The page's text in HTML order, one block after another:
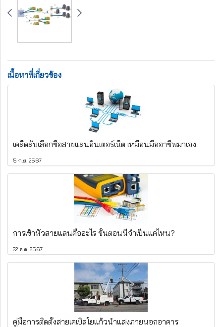
เนื้อหาที่เกี่ยวข้อง
เคล็ดลับเลือกซื้อสายแลนอินเตอร์เน็ต เหมือนมืออาชีพมาเอง
5 ก.ย. 2567
การเข้าหัวสายแลนคืออะไร ขั้นตอนนี้จำเป็นแค่ไหน?
22 ส.ค. 2567
คู่มือการติดตั้งสายเคเบิลใยแก้วนำแสงภายนอกอาคาร